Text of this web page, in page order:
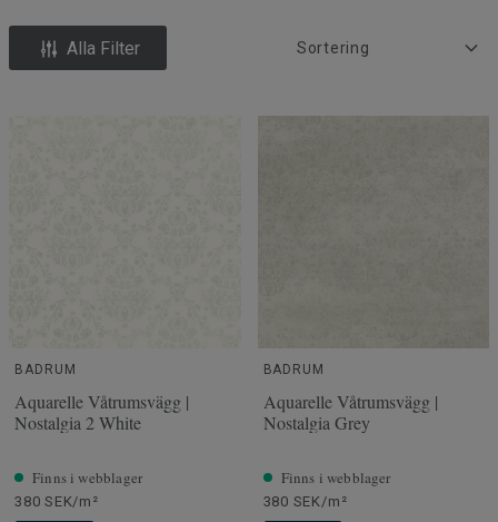
Alla Filter
BADRUM
Aquarelle Våtrumsvägg |
Nostalgia 2 White
Finns i webblager
380 SEK/m²
BADRUM
Aquarelle Våtrumsvägg |
Nostalgia Grey
Finns i webblager
380 SEK/m²